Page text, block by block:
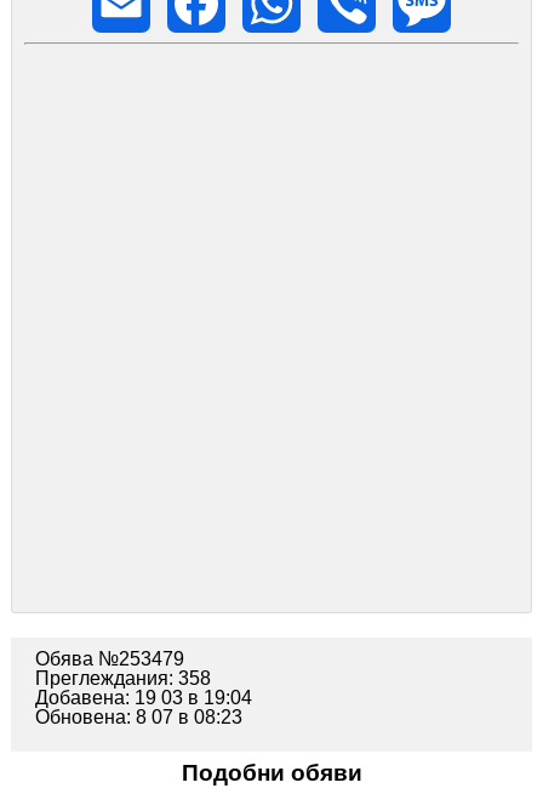
Обява №253479
Преглеждания: 358
Добавена: 19 03 в 19:04
Обновена: 8 07 в 08:23
Подобни обяви